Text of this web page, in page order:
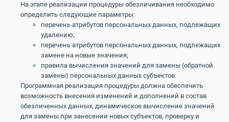
На этапе реализации процедуры обезличивания необходимо
определить следующие параметры:
перечень атрибутов персональных данных, подлежащих
удалению;
перечень атрибутов персональных данных, подлежащих
замене на новые значения;
правила вычисления значений для замены (обратной
замены) персональных данных субъектов.
Программная реализация процедуры должна обеспечить
возможность внесения изменений и дополнений в состав
обезличенных данных, динамическое вычисление значений
для замены при занесении новых субъектов, проверку и